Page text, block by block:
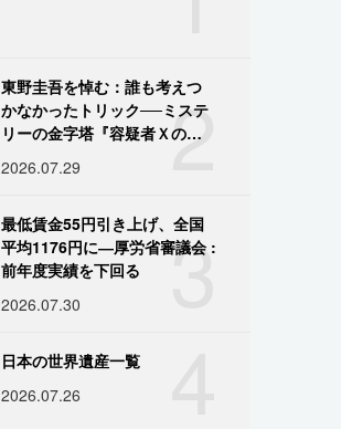
2
東野圭吾を悼む：誰も考えつ
かなかったトリック──ミステ
リーの金字塔『容疑者Ｘの献
2026.07.29
3
最低賃金55円引き上げ、全国
平均1176円に―厚労省審議会 :
前年度実績を下回る
2026.07.30
日本の世界遺産一覧
2026.07.26